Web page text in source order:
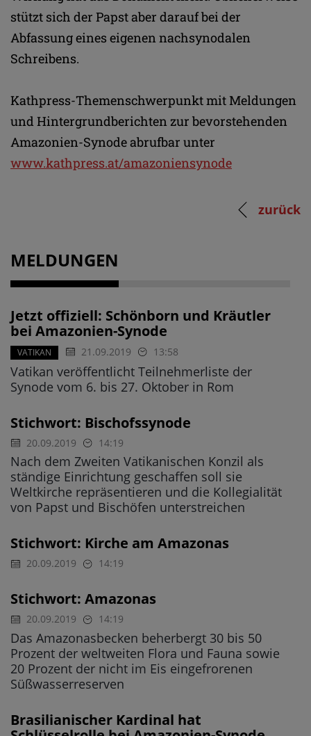
stützt sich der Papst aber darauf bei der
Abfassung eines eigenen nachsynodalen
Schreibens.
Kathpress-Themenschwerpunkt mit Meldungen
und Hintergrundberichten zur bevorstehenden
Amazonien-Synode abrufbar unter
www.kathpress.at/amazoniensynode
zurück
MELDUNGEN
Jetzt offiziell: Schönborn und Kräutler
bei Amazonien-Synode
VATIKAN 21.09.2019 13:58
Vatikan veröffentlicht Teilnehmerliste der
Synode vom 6. bis 27. Oktober in Rom
Stichwort: Bischofssynode
20.09.2019 14:19
Nach dem Zweiten Vatikanischen Konzil als
ständige Einrichtung geschaffen soll sie
Weltkirche repräsentieren und die Kollegialität
von Papst und Bischöfen unterstreichen
Stichwort: Kirche am Amazonas
20.09.2019 14:19
Stichwort: Amazonas
20.09.2019 14:19
Das Amazonasbecken beherbergt 30 bis 50
Prozent der weltweiten Flora und Fauna sowie
20 Prozent der nicht im Eis eingefrorenen
Süßwasserreserven
Brasilianischer Kardinal hat